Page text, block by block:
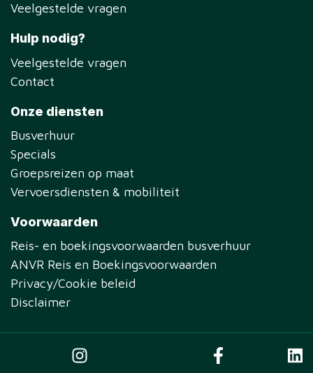
Veelgestelde vragen
Hulp nodig?
Veelgestelde vragen
Contact
Onze diensten
Busverhuur
Specials
Groepsreizen op maat
Vervoersdiensten & mobiliteit
Voorwaarden
Reis- en boekingsvoorwaarden busverhuur
ANVR Reis en Boekingsvoorwaarden
Privacy/Cookie beleid
Disclaimer